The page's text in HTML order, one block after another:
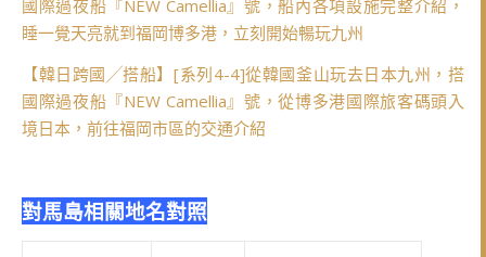
國際過夜船『NEW Camellia』號，船內各項設施完整介紹，
睡一覺天亮就到福岡博多港，立刻開始暢玩九州
【韓日跨國╱搭船】[系列4-4]從韓國釜山玩去日本九州，搭
國際過夜船『NEW Camellia』號，從博多港國際旅客碼頭入
境日本，前往福岡市區的交通介紹
對馬島相關地名對照